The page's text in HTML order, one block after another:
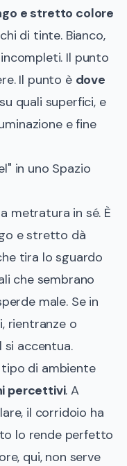
e stretto colore
di tinte. Bianco,
Il punto
Il punto è dove
quali superfici, e
e fine
in uno Spazio
metratura in sé. È
e stretto dà
tira lo sguardo
che sembrano
male. Se in
rientranze o
accentua.
di ambiente
percettivi. A
il corridoio ha
lo rende perfetto
qui, non serve